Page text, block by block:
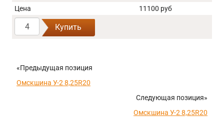
Цена
11100 руб
Купить
«Предыдущая позиция
Омскшина У-2 8,25R20
Следующая позиция»
Омскшина У-2 8,25R20